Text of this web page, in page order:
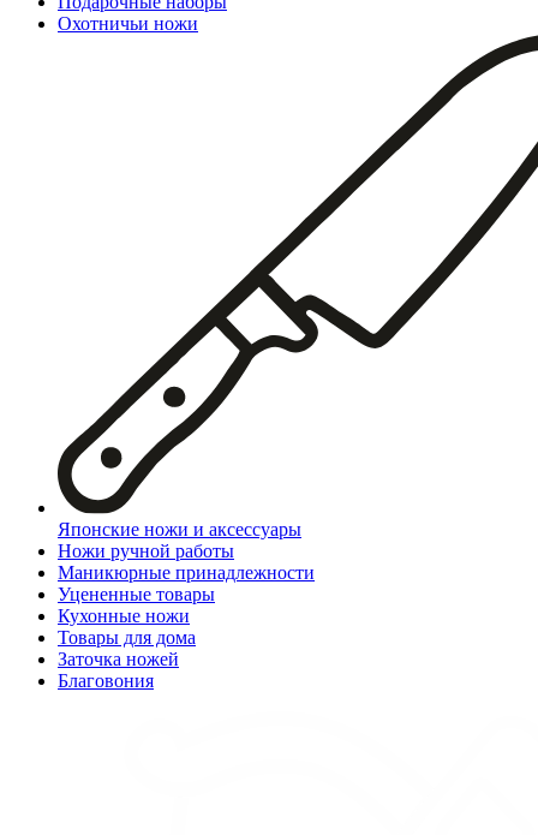
Охотничьи ножи
Японские ножи и аксессуары
Ножи ручной работы
Маникюрные принадлежности
Уцененные товары
Кухонные ножи
Товары для дома
Заточка ножей
Благовония